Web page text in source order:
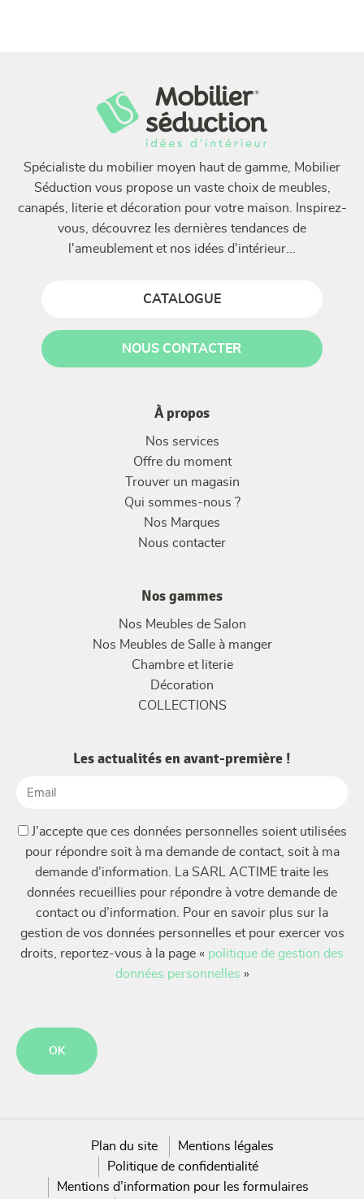
Spécialiste du mobilier moyen haut de gamme, Mobilier
Séduction vous propose un vaste choix de meubles,
canapés, literie et décoration pour votre maison. Inspirez-
vous, découvrez les dernières tendances de
l'ameublement et nos idées d'intérieur...
CATALOGUE
NOUS CONTACTER
À propos
Nos services
Offre du moment
Trouver un magasin
Qui sommes-nous ?
Nos Marques
Nous contacter
Nos gammes
Nos Meubles de Salon
Nos Meubles de Salle à manger
Chambre et literie
Décoration
COLLECTIONS
Les actualités en avant-première !
(Nécessaire)
J’accepte que ces données personnelles soient utilisées
pour répondre soit à ma demande de contact, soit à ma
demande d’information. La SARL ACTIME traite les
données recueillies pour répondre à votre demande de
contact ou d’information. Pour en savoir plus sur la
gestion de vos données personnelles et pour exercer vos
droits, reportez-vous à la page « politique de gestion des
données personnelles »
Plan du site
Mentions légales
Politique de confidentialité
Mentions d’information pour les formulaires